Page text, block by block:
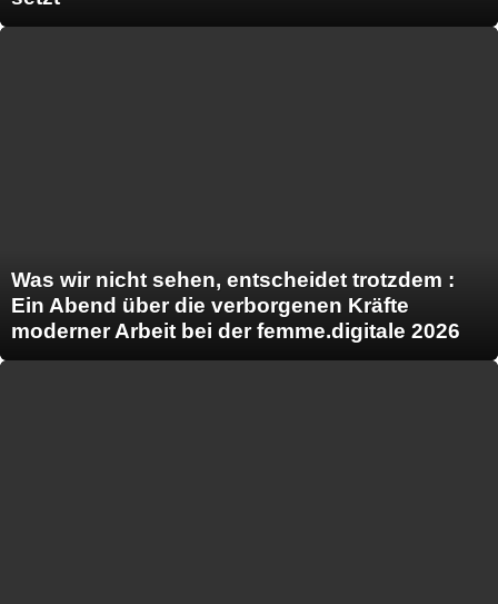
Was wir nicht sehen, entscheidet trotzdem :
Ein Abend über die verborgenen Kräfte
moderner Arbeit bei der femme.digitale 2026